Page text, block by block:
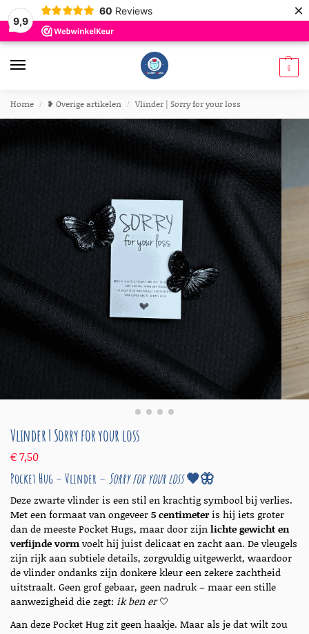
9,9
60 Reviews ×
0
Home / ❥ Overige artikelen / Vlinder | Sorry for your loss
Vlinder | Sorry for your loss
€7,50
Pocket Hug – Vlinder – Sorry for your loss🖤🦋
Deze zwarte vlinder is een stil en krachtig symbool bij verlies.
Met een formaat van ongeveer5 centimeteris hij iets groter
dan de meeste Pocket Hugs, maar door zijnlichte gewicht en
verfijnde vormvoelt hij juist delicaat en zacht aan. De vleugels
zijn rijk aan subtiele details, zorgvuldig uitgewerkt, waardoor
de vlinder ondanks zijn donkere kleur een zekere zachtheid
uitstraalt. Geen grof gebaar, geen nadruk – maar een stille
aanwezigheid die zegt: ik ben er🤍
Aan deze Pocket Hug zit geen haakje. Maar als je dat wilt zou